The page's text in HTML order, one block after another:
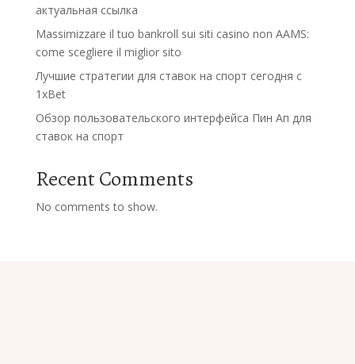
актуальная ссылка
Massimizzare il tuo bankroll sui siti casino non AAMS:
come scegliere il miglior sito
Лучшие стратегии для ставок на спорт сегодня с
1xBet
Обзор пользовательского интерфейса Пин Ап для
ставок на спорт
Recent Comments
No comments to show.